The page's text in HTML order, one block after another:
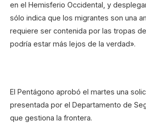
en el Hemisferio Occidental, y
sólo indica que los migrantes son una
requiere ser contenida por las tropas
podría estar más lejos de la verdad».
El Pentágono aprobó el martes una
presentada por el Departamento de
que gestiona la frontera.